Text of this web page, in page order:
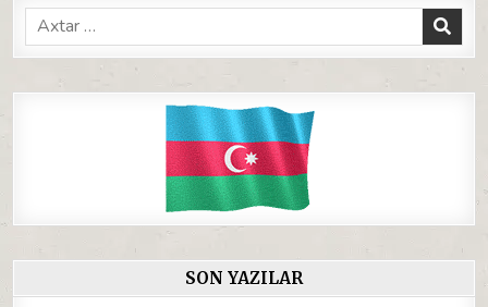
Search
for:
SON YAZILAR